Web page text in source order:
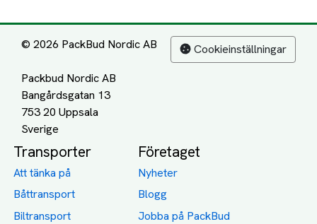
© 2026 PackBud Nordic AB
Packbud Nordic AB
Bangårdsgatan 13
753 20 Uppsala
Cookieinställningar
Transporter
Att tänka på
Båttransport
Biltransport
Företaget
Nyheter
Blogg
Jobba på PackBud